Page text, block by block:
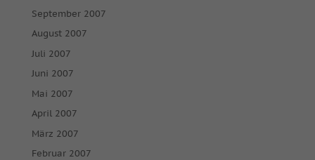
September 2007
August 2007
Juli 2007
Juni 2007
Mai 2007
April 2007
März 2007
Februar 2007